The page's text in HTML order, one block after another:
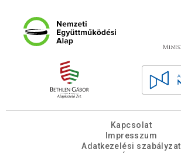
Kapcsolat
Impresszum
Adatkezelési szabályzat